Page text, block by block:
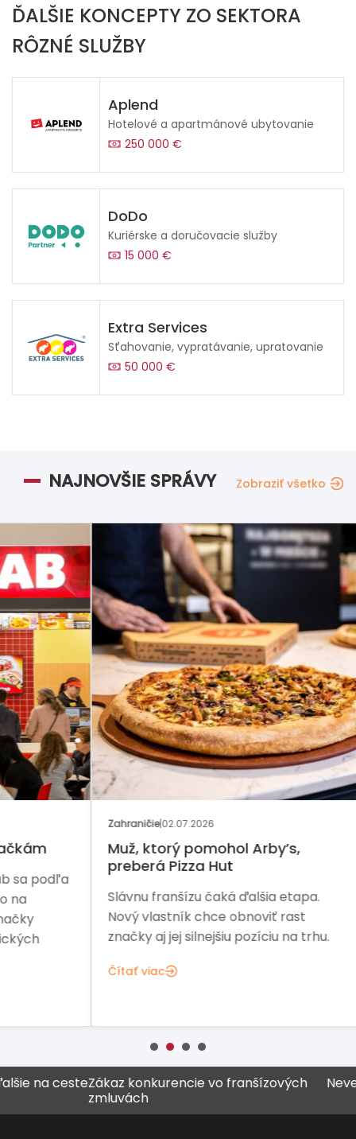
ĎALŠIE KONCEPTY ZO SEKTORA
RÔZNÉ SLUŽBY
Aplend
Hotelové a apartmánové ubytovanie
250 000 €
DoDo
Kuriérske a doručovacie služby
15 000 €
Extra Services
Sťahovanie, vypratávanie, upratovanie
50 000 €
NAJNOVŠIE SPRÁVY Zobraziť všetko
|02.07.2026
Muž, ktorý pomohol Arby’s,
preberá Pizza Hut
Slávnu franšízu čaká ďalšia etapa.
Nový vlastník chce obnoviť rast
značky aj jej silnejšiu pozíciu na trhu.
Čítať viac
ceste Zákaz konkurencie vo franšízových
zmluvách
Never